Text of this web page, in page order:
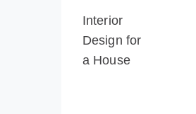
Interior
Design for
a House